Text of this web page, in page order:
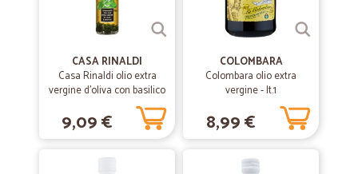
CASA RINALDI
Casa Rinaldi olio extra
vergine d'oliva con basilico
9,09 €
COLOMBARA
Colombara olio extra
vergine - lt.1
8,99 €